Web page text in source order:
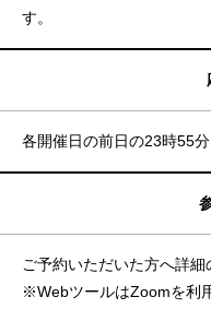
す。
各開催日の前日の23時55
ご予約いただいた方へ詳細
※WebツールはZoomを利